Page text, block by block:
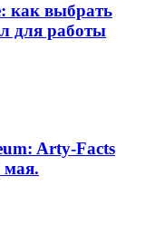
как выбрать
для работы
Arty-Facts
мая.